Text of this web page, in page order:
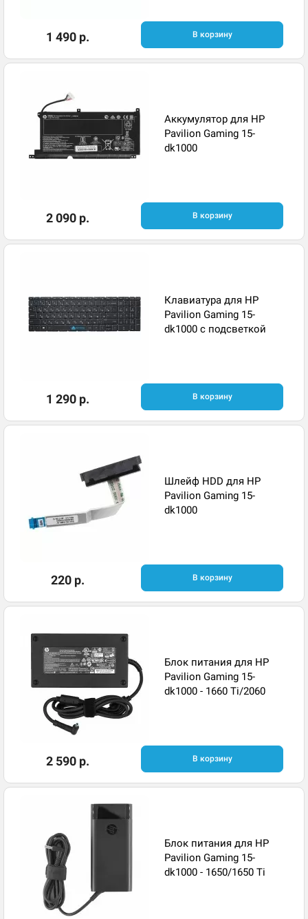
1 490 р. В корзину
Аккумулятор для HP
Pavilion Gaming 15-
dk1000
2 090 р. В корзину
Клавиатура для HP
Pavilion Gaming 15-
dk1000 с подсветкой
1 290 р. В корзину
Шлейф HDD для HP
Pavilion Gaming 15-
dk1000
220 р. В корзину
Блок питания для HP
Pavilion Gaming 15-
dk1000 - 1660 Ti/2060
2 590 р. В корзину
Блок питания для HP
Pavilion Gaming 15-
dk1000 - 1650/1650 Ti